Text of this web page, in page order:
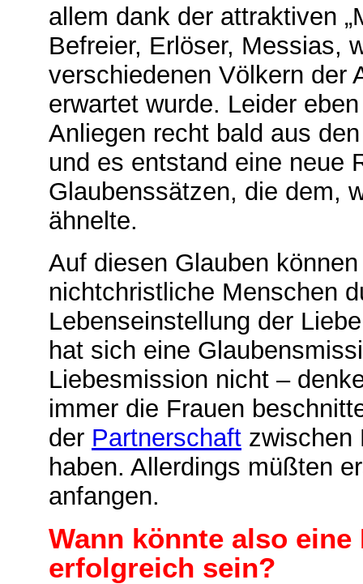
allem dank der attraktiven
Befreier, Erlöser, Messias,
verschiedenen Völkern der
erwartet wurde. Leider
Anliegen recht bald aus
und es entstand eine neue
Glaubenssätzen, die dem,
ähnelte.
Auf diesen Glauben
nichtchristliche Menschen
Lebenseinstellung der
hat sich eine
Liebesmission nicht –
immer die Frauen
der Partnerschaft zwischen
haben. Allerdings müßten
anfangen.
Wann könnte also
erfolgreich sein?